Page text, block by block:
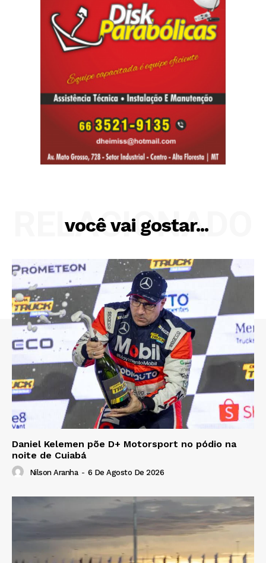
você vai gostar...
RELACIONADO
Daniel Kelemen põe D+ Motorsport no pódio na
noite de Cuiabá
Nilson Aranha - 6 De Agosto De 2026